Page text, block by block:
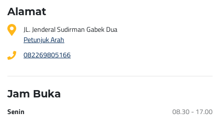
Alamat
JL. Jenderal Sudirman Gabek Dua
Petunjuk Arah
082269805166
Jam Buka
Senin
08.30 - 17.00